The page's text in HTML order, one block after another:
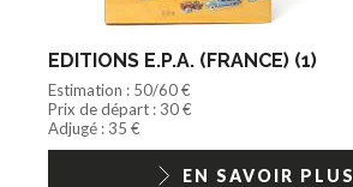
EDITIONS E.P.A. (FRANCE) (1)
Estimation : 50/60 €
Prix de départ : 30 €
Adjugé : 35 €
EN SAVOIR PLUS